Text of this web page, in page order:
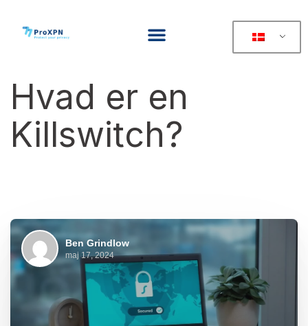
Hvad er en
Killswitch?
Ben Grindlow
maj 17, 2024